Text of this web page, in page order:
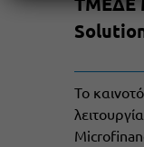
Το